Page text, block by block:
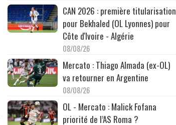
CAN 2026 : première titularisation
pour Bekhaled (OL Lyonnes) pour
Côte d'Ivoire - Algérie
08/08/26
Mercato : Thiago Almada (ex-OL)
va retourner en Argentine
08/08/26
OL - Mercato : Malick Fofana
priorité de l’AS Roma ?